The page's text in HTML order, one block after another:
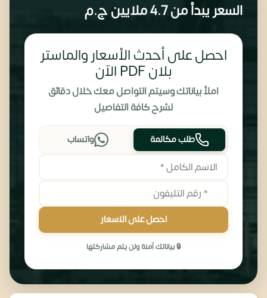
السعر يبدأ من4.7 ملايين ج.م
احصل على أحدث الأسعار والماستر
بلان PDF الآن
املأ بياناتك وسيتم التواصل معك خلال دقائق
لشرح كافة التفاصيل
طلب مكالمة واتساب
احصل على الاسعار
🔒 بياناتك آمنة ولن يتم مشاركتها